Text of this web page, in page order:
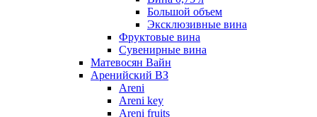
Большой объем
Эксклюзивные вина
Фруктовые вина
Cувенирные вина
Матевосян Вайн
Аренийский ВЗ
Areni
Areni key
Areni fruits